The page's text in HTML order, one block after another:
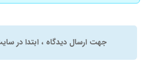
جهت ارسال دیدگاه ، ابتدا در